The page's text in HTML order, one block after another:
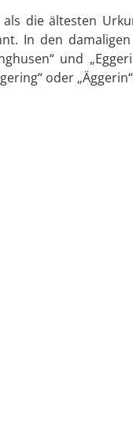
die ältesten
In den
und
oder